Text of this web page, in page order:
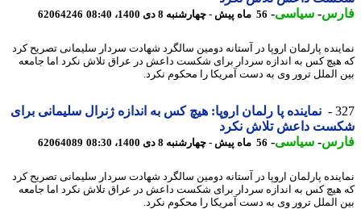
-سیاسی-56 ماه پیش - چهارشنبه 8 دی 1400، 08:40 62064246
پارلمان اروپا در آستانه دومین سالگرد شهادت سردار سلیمانی تصریح کرد
کس به اندازه سردار برای شکست داعش در عراق تلاش نکرد اما جامعه
الملل ترور وی به دست آمریکا را محکوم نکرد.
نماینده پا رلمان اروپا: هیچ کس به اندازه ژنرال سلیمانی برای
داعش تلاش نکرد
-سیاسی-56 ماه پیش - چهارشنبه 8 دی 1400، 08:30 62064089
پارلمان اروپا در آستانه دومین سالگرد شهادت سردار سلیمانی تصریح کرد
کس به اندازه سردار برای شکست داعش در عراق تلاش نکرد اما جامعه
الملل ترور وی به دست آمریکا را محکوم نکرد.